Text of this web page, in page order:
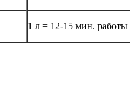
1 л = 12-15 мин. работы